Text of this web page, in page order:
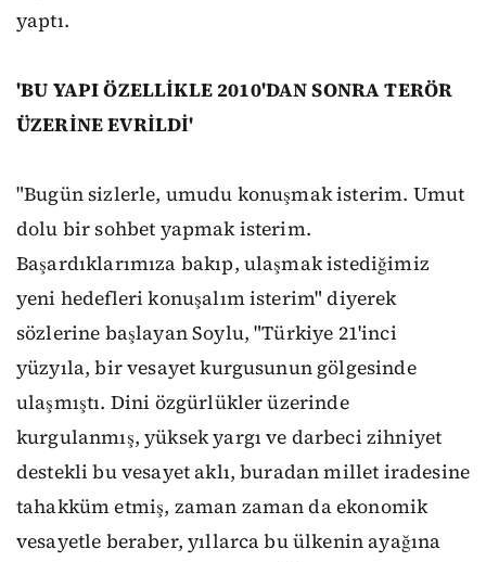
yaptı.
'BU YAPI ÖZELLİKLE 2010'DAN SONRA TERÖR
ÜZERİNE EVRİLDİ'
"Bugün sizlerle, umudu konuşmak isterim. Umut
dolu bir sohbet yapmak isterim.
Başardıklarımıza bakıp, ulaşmak istediğimiz
yeni hedefleri konuşalım isterim" diyerek
sözlerine başlayan Soylu, "Türkiye 21'inci
yüzyıla, bir vesayet kurgusunun gölgesinde
ulaşmıştı. Dini özgürlükler üzerinde
kurgulanmış, yüksek yargı ve darbeci zihniyet
destekli bu vesayet aklı, buradan millet iradesine
tahakküm etmiş, zaman zaman da ekonomik
vesayetle beraber, yıllarca bu ülkenin ayağına